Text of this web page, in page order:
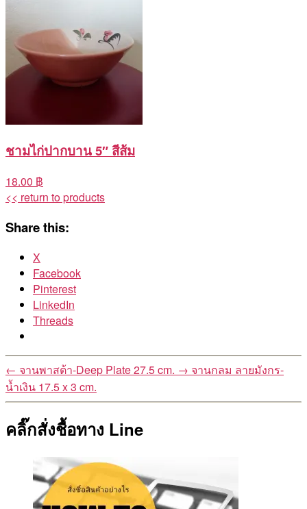
ชามไก่ปากบาน 5″ สีส้ม
18.00 ฿
<< return to products
Share this:
X
Facebook
Pinterest
LinkedIn
Threads
← จานพาสต้า-Deep Plate 27.5 cm. → จานกลม ลายมังกร-
น้ำเงิน 17.5 x 3 cm.
คลิ๊กสั่งชื้อทาง Line